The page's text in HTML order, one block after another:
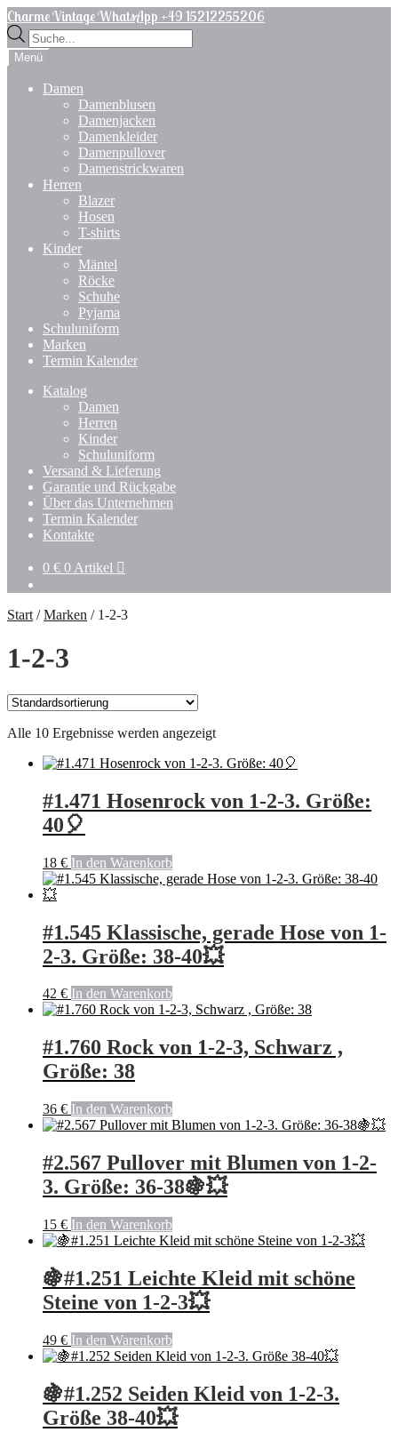
Zur
Navigation
springen
Zum
Inhalt
springen
Charme Vintage WhatsApp +49 15212255206
Products
search
Menü
Damen
Damenblusen
Damenjacken
Damenkleider
Damenpullover
Damenstrickwaren
Herren
Blazer
Hosen
T-shirts
Kinder
Mäntel
Röcke
Schuhe
Pyjama
Schuluniform
Marken
Termin Kalender
Katalog
Damen
Herren
Kinder
Schuluniform
Versand & Lieferung
Garantie und Rückgabe
Über das Unternehmen
Termin Kalender
Kontakte
0 € 0 Artikel
Start /Marken / 1-2-3
1-2-3
Alle 10 Ergebnisse werden angezeigt
#1.471 Hosenrock von 1-2-3. Größe:
40🎈
18 € In den Warenkorb
#1.545 Klassische, gerade Hose von 1-
2-3. Größe: 38-40💥
42 € In den Warenkorb
#1.760 Rock von 1-2-3, Schwarz ,
Größe: 38
36 € In den Warenkorb
#2.567 Pullover mit Blumen von 1-2-
3. Größe: 36-38🍇💥
15 € In den Warenkorb
🍇#1.251 Leichte Kleid mit schöne
Steine von 1-2-3💥
49 € In den Warenkorb
🍇#1.252 Seiden Kleid von 1-2-3.
Größe 38-40💥